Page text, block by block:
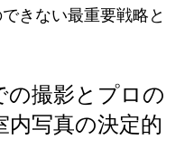
きない最重要戦略と
の撮影とプロの
写真の決定的